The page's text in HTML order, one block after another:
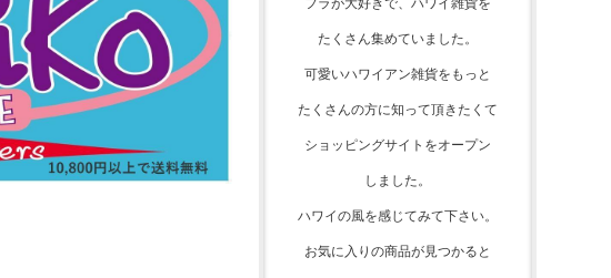
フラが大好きで、 ハワイ雑貨を
たくさん集めていました。
可愛いハワイアン雑貨をもっと
たくさんの方に知って頂きたくて
ショッピングサイトをオープン
しました。
ハワイの風を感じてみて下さい。
お気に入りの商品が見つかると